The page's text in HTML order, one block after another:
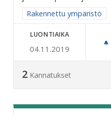
Rajaa tulokset aihepiirin
Rakennettu ympäristö
LUONTIAIKA
04.11.2019
2 Kannatukset